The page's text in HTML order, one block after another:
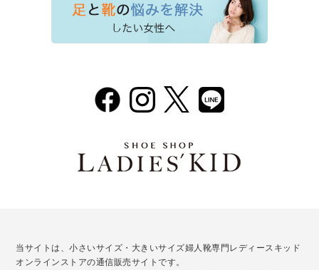
当サイトは、小さいサイズ・大きいサイズ婦人靴専門レディースキッド
オンラインストアの通信販売サイトです。